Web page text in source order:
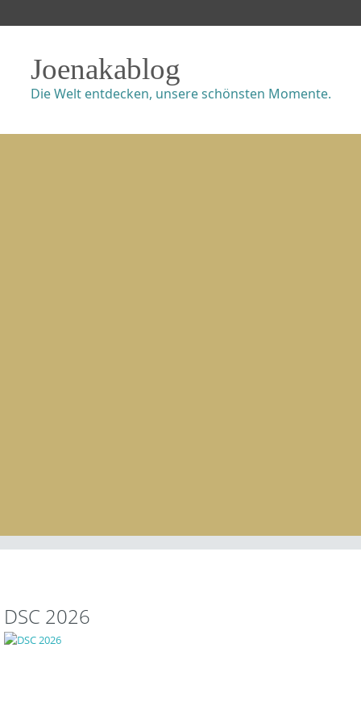
Joenakablog
Die Welt entdecken, unsere schönsten Momente.
DSC 2026